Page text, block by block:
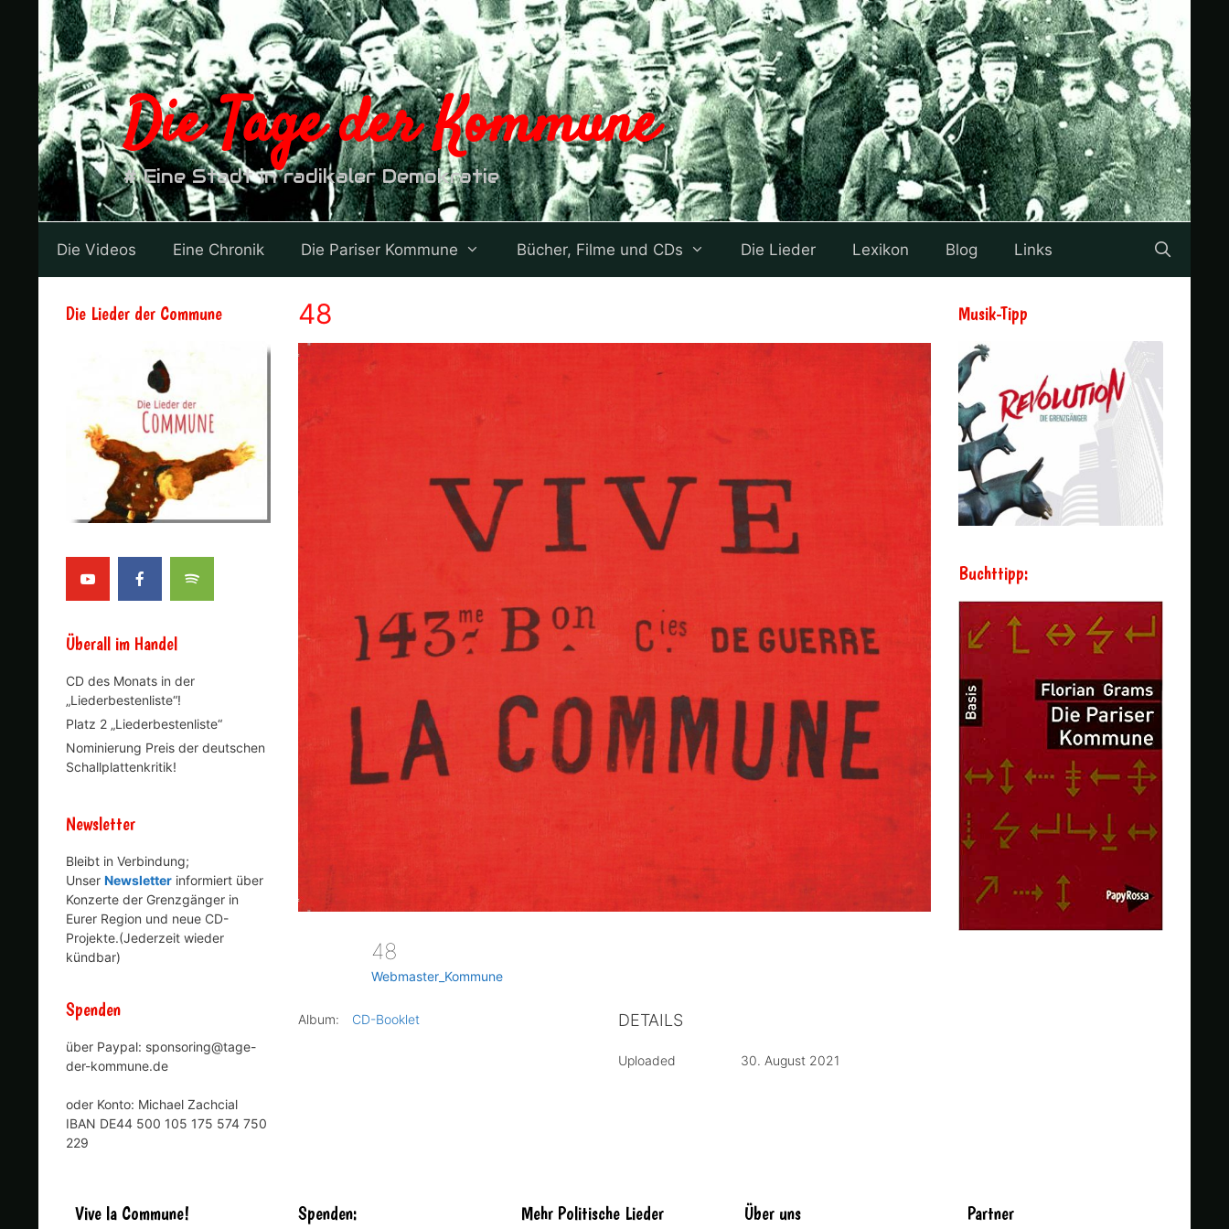
springen
Die Tage der Kommune
# Eine Stadt in radikaler Demokratie
Die Videos Eine Chronik Die Pariser Kommune Bücher, Filme und CDs Die Lieder Lexikon Blog Links
48
48
Webmaster_Kommune
Album: CD-Booklet DETAILS
Uploaded 30. August 2021
Die Lieder der Commune
Überall im Handel
CD des Monats in der
„Liederbestenliste“!
Platz 2 „Liederbestenliste“
Nominierung Preis der deutschen
Schallplattenkritik!
Newsletter
Bleibt in Verbindung;
Unser Newsletter informiert über
Konzerte der Grenzgänger in
Eurer Region und neue CD-
Projekte.(Jederzeit wieder
kündbar)
Spenden
über Paypal: sponsoring@tage-
der-kommune.de
oder Konto: Michael Zachcial
IBAN DE44 500 105 175 574 750
229
Musik-Tipp
Buchttipp:
Vive la Commune! Spenden: Mehr Politische Lieder Über uns Partner